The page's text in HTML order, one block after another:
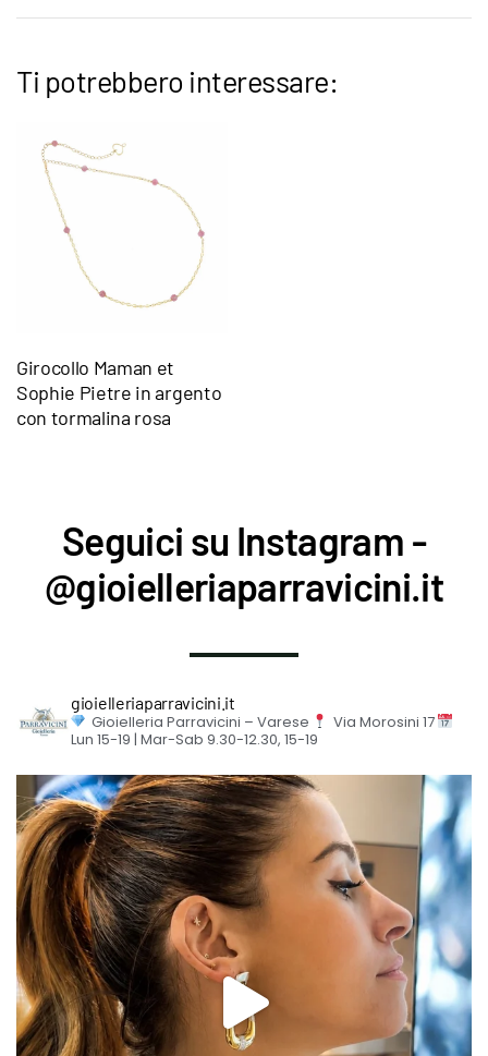
Ti potrebbero interessare:
Girocollo Maman et
Sophie Pietre in argento
con tormalina rosa
Seguici su Instagram -
@gioielleriaparravicini.it
gioielleriaparravicini.it
Gioielleria Parravicini – Varese
Via Morosini 17
Lun 15-19 | Mar-Sab 9.30-12.30, 15-19